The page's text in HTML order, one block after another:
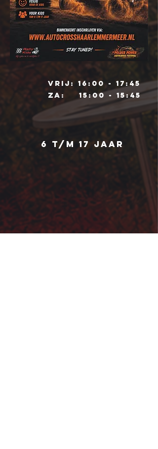
VRIJ: 16:00 - 17:45
ZA: 15:00 - 15:45
6 t/m 17 JAAR